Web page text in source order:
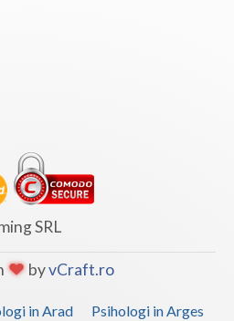
SRL
byvCraft.ro
in Arad
Psihologi in Arges